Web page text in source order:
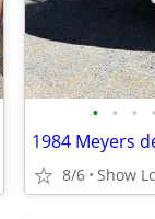
• • • •
1984 Meyers
8/6 Show